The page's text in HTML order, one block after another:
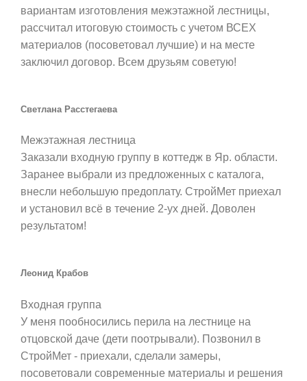
вариантам изготовления межэтажной лестницы,
рассчитал итоговую стоимость с учетом ВСЕХ
материалов (посоветовал лучшие) и на месте
заключил договор. Всем друзьям советую!
Светлана Расстегаева
Межэтажная лестница
Заказали входную группу в коттедж в Яр. области.
Заранее выбрали из предложенных с каталога,
внесли небольшую предоплату. СтройМет приехал
и установил всё в течение 2-ух дней. Доволен
результатом!
Леонид Крабов
Входная группа
У меня пообносились перила на лестнице на
отцовской даче (дети поотрывали). Позвонил в
СтройМет - приехали, сделали замеры,
посоветовали современные материалы и решения